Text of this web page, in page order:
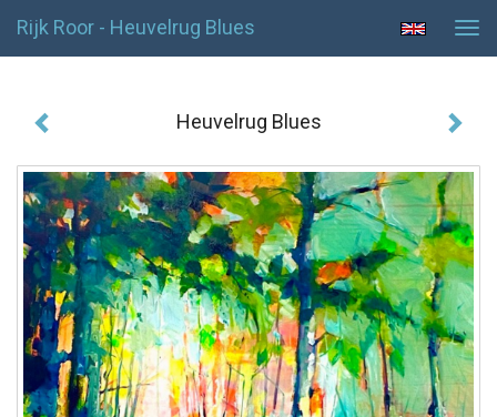
Rijk Roor - Heuvelrug Blues
Heuvelrug Blues